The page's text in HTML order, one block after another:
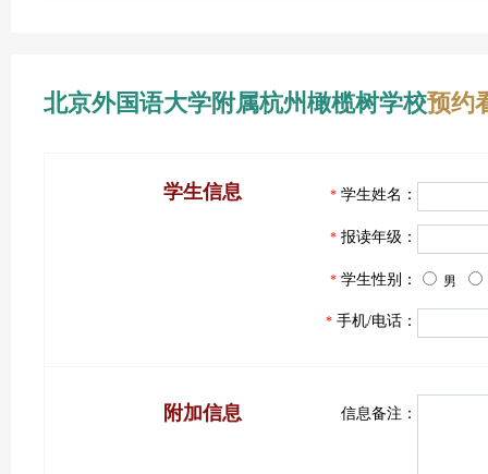
北京外国语大学附属杭州橄榄树学校预约
学生信息 * 学生姓名：
* 报读年级：
* 学生性别： 男
* 手机/电话：
附加信息 信息备注：